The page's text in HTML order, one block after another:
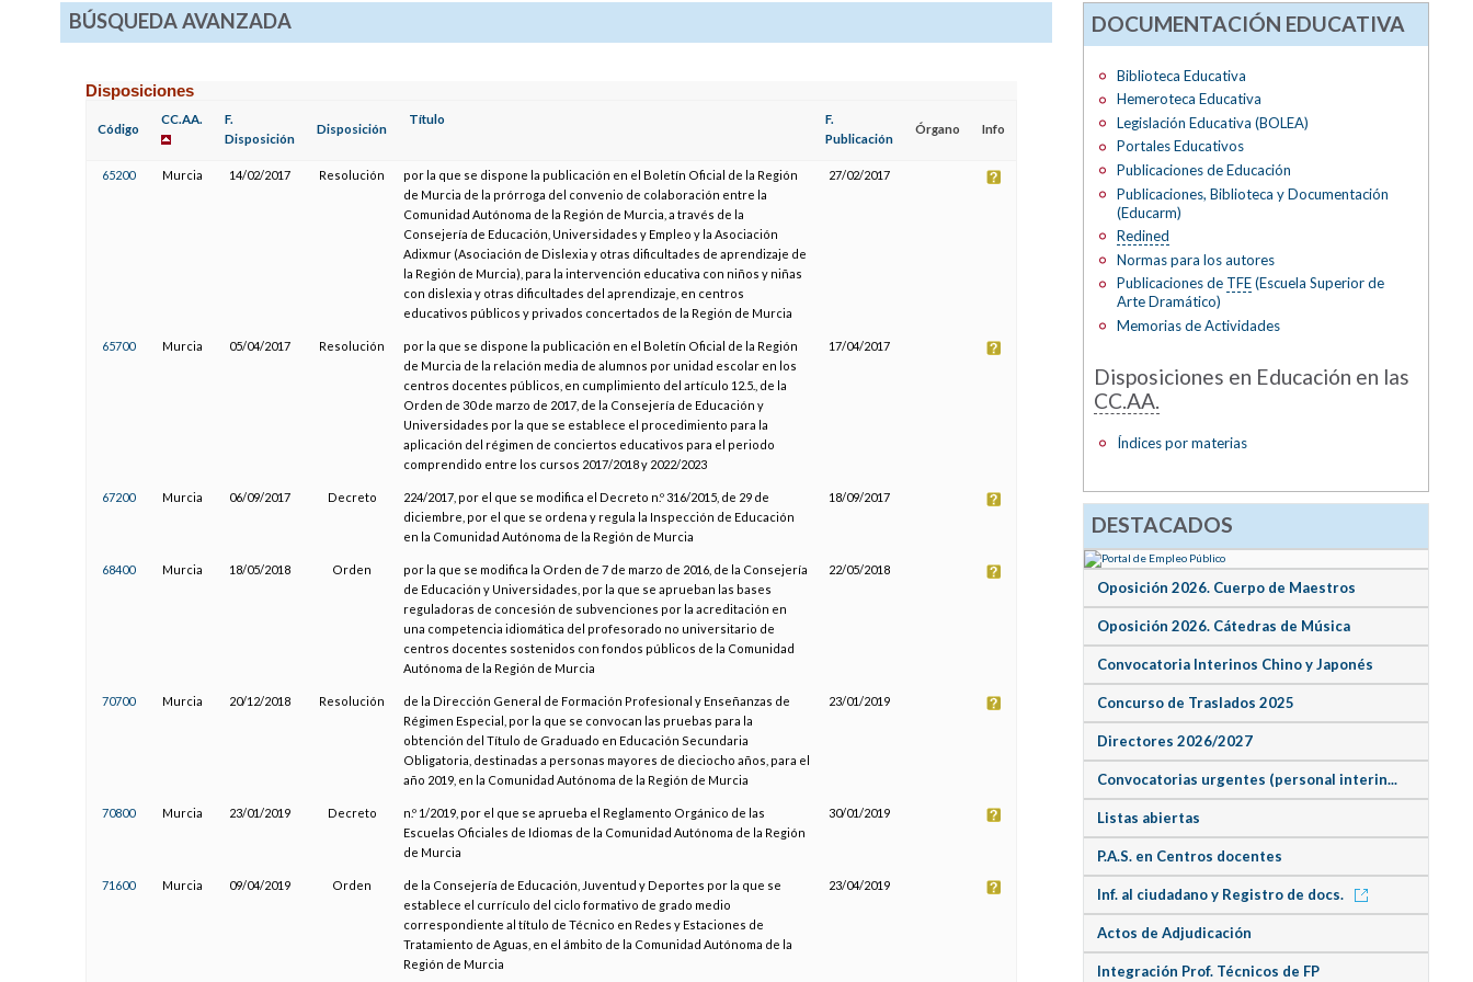
BÚSQUEDA AVANZADA
Disposiciones
Código
CC.AA.
F.
Disposición
Disposición
Título
F.
Publicación
Órgano Info
65200 Murcia 14/02/2017 Resolución
por la que se dispone la publicación en el Boletín Oficial de la Región
de Murcia de la prórroga del convenio de colaboración entre la
Comunidad Autónoma de la Región de Murcia, a través de la
Consejería de Educación, Universidades y Empleo y la Asociación
Adixmur (Asociación de Dislexia y otras dificultades de aprendizaje de
la Región de Murcia), para la intervención educativa con niños y niñas
con dislexia y otras dificultades del aprendizaje, en centros
educativos públicos y privados concertados de la Región de Murcia
27/02/2017
65700 Murcia 05/04/2017 Resolución
por la que se dispone la publicación en el Boletín Oficial de la Región
de Murcia de la relación media de alumnos por unidad escolar en los
centros docentes públicos, en cumplimiento del artículo 12.5., de la
Orden de 30 de marzo de 2017, de la Consejería de Educación y
Universidades por la que se establece el procedimiento para la
aplicación del régimen de conciertos educativos para el periodo
comprendido entre los cursos 2017/2018 y 2022/2023
17/04/2017
67200 Murcia 06/09/2017 Decreto
224/2017, por el que se modifica el Decreto n.º 316/2015, de 29 de
diciembre, por el que se ordena y regula la Inspección de Educación
en la Comunidad Autónoma de la Región de Murcia
18/09/2017
68400 Murcia 18/05/2018 Orden
por la que se modifica la Orden de 7 de marzo de 2016, de la Consejería
de Educación y Universidades, por la que se aprueban las bases
reguladoras de concesión de subvenciones por la acreditación en
una competencia idiomática del profesorado no universitario de
centros docentes sostenidos con fondos públicos de la Comunidad
Autónoma de la Región de Murcia
22/05/2018
70700 Murcia 20/12/2018 Resolución
de la Dirección General de Formación Profesional y Enseñanzas de
Régimen Especial, por la que se convocan las pruebas para la
obtención del Título de Graduado en Educación Secundaria
Obligatoria, destinadas a personas mayores de dieciocho años, para el
año 2019, en la Comunidad Autónoma de la Región de Murcia
23/01/2019
70800 Murcia 23/01/2019 Decreto
n.º 1/2019, por el que se aprueba el Reglamento Orgánico de las
Escuelas Oficiales de Idiomas de la Comunidad Autónoma de la Región
de Murcia
30/01/2019
71600 Murcia 09/04/2019 Orden
de la Consejería de Educación, Juventud y Deportes por la que se
establece el currículo del ciclo formativo de grado medio
correspondiente al título de Técnico en Redes y Estaciones de
Tratamiento de Aguas, en el ámbito de la Comunidad Autónoma de la
Región de Murcia
23/04/2019
DOCUMENTACIÓN EDUCATIVA
Biblioteca Educativa
Hemeroteca Educativa
Legislación Educativa (BOLEA)
Portales Educativos
Publicaciones de Educación
Publicaciones, Biblioteca y Documentación
(Educarm)
Redined
Normas para los autores
Publicaciones de TFE(Escuela Superior de
Arte Dramático)
Memorias de Actividades
Disposiciones en Educación en las
CC.AA.
Índices por materias
DESTACADOS
Oposición 2026. Cuerpo de Maestros
Oposición 2026. Cátedras de Música
Convocatoria Interinos Chino y Japonés
Concurso de Traslados 2025
Directores 2026/2027
Convocatorias urgentes (personal interin...
Listas abiertas
P.A.S. en Centros docentes
Inf. al ciudadano y Registro de docs.
Actos de Adjudicación
Integración Prof. Técnicos de FP